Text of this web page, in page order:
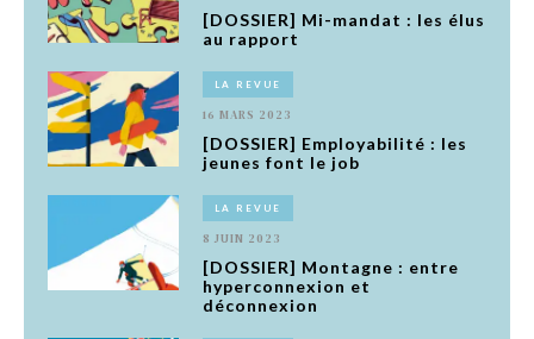
[DOSSIER] Mi-mandat : les élus
au rapport
LA REVUE
16 MARS 2023
[DOSSIER] Employabilité : les
jeunes font le job
LA REVUE
8 JUIN 2023
[DOSSIER] Montagne : entre
hyperconnexion et
déconnexion